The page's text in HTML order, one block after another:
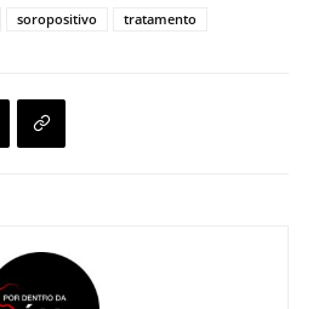
soropositivo tratamento